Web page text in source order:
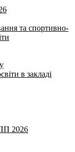
та спортивно-
в закладі
2026